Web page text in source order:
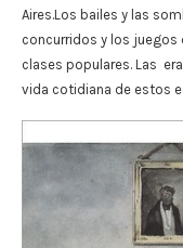
Aires.Los bailes y las
concurridos y los juegos
clases populares. Las
vida cotidiana de estos